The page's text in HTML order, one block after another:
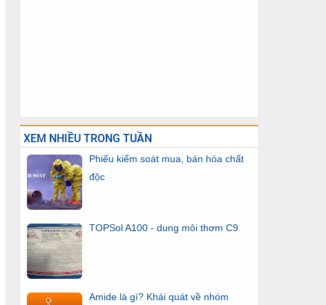
XEM NHIỀU TRONG TUẦN
Phiếu kiểm soát mua, bán hóa chất
độc
TOPSol A100 - dung môi thơm C9
Amide là gì? Khái quát về nhóm